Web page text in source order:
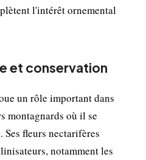
l'intérêt ornemental
et conservation
un rôle important dans
montagnards où il se
fleurs nectarifères
notamment les